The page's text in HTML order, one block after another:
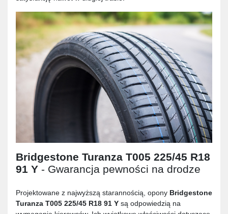
Bridgestone Turanza T005 225/45 R18
91 Y - Gwarancja pewności na drodze
Projektowane z najwyższą starannością, opony Bridgestone
Turanza T005 225/45 R18 91 Y są odpowiedzią na